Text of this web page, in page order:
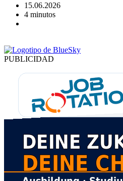
15.06.2026
4 minutos
PUBLICIDAD